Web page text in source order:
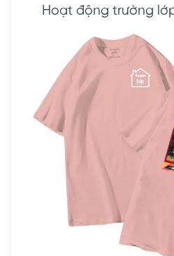
Hoạt động trường